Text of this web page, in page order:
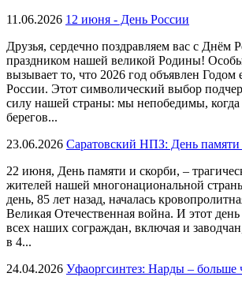
11.06.2026 12 июня - День России
Друзья, сердечно поздравляем вас с
праздником нашей великой Родины!
вызывает то, что 2026 год объявлен Годом
России. Этот символический выбор
силу нашей страны: мы непобедимы,
берегов...
23.06.2026 Саратовский НПЗ: День памяти
22 июня, День памяти и скорби, –
жителей нашей многонациональной
день, 85 лет назад, началась
Великая Отечественная война. И этот
всех наших сограждан, включая и
в 4...
24.04.2026 Уфаоргсинтез: Нарды – больше